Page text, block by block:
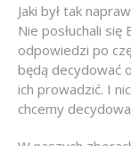
Jaki był tak
Nie posłuchali
odpowiedzi po
będą decydować
ich prowadzić. I
chcemy